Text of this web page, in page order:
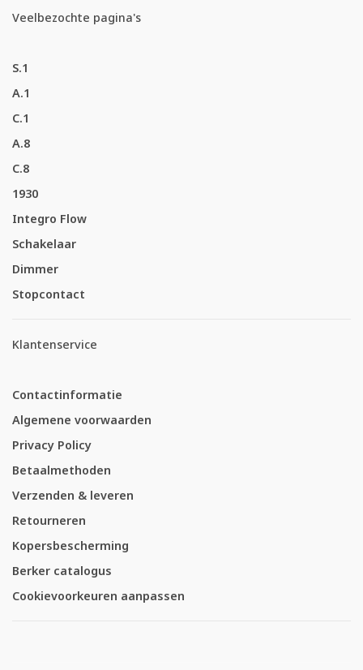
Veelbezochte pagina's
S.1
A.1
C.1
A.8
C.8
1930
Integro Flow
Schakelaar
Dimmer
Stopcontact
Klantenservice
Contactinformatie
Algemene voorwaarden
Privacy Policy
Betaalmethoden
Verzenden & leveren
Retourneren
Kopersbescherming
Berker catalogus
Cookievoorkeuren aanpassen